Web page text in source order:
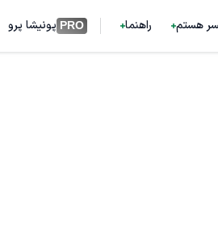
هستم راهنما PRO پونیشا پرو